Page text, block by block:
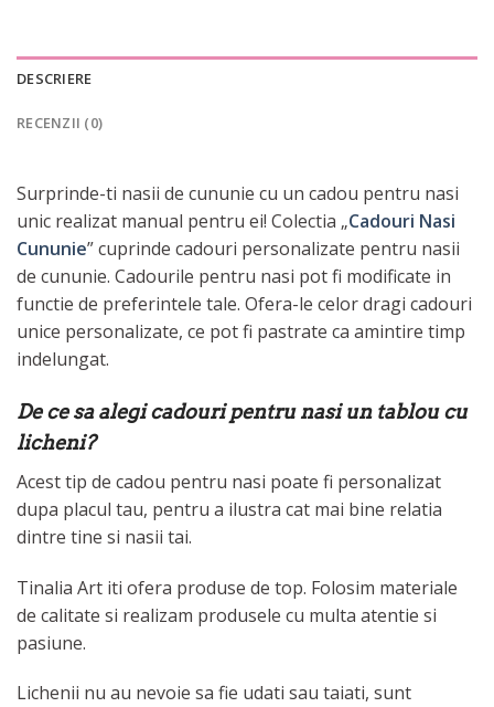
DESCRIERE
RECENZII (0)
Surprinde-ti nasii de cununie cu un cadou pentru nasi
unic realizat manual pentru ei! Colectia „Cadouri Nasi
Cununie” cuprinde cadouri personalizate pentru nasii
de cununie. Cadourile pentru nasi pot fi modificate in
functie de preferintele tale. Ofera-le celor dragi cadouri
unice personalizate, ce pot fi pastrate ca amintire timp
indelungat.
De ce sa alegi cadouri pentru nasi un tablou cu
licheni?
Acest tip de cadou pentru nasi poate fi personalizat
dupa placul tau, pentru a ilustra cat mai bine relatia
dintre tine si nasii tai.
Tinalia Art iti ofera produse de top. Folosim materiale
de calitate si realizam produsele cu multa atentie si
pasiune.
Lichenii nu au nevoie sa fie udati sau taiati, sunt